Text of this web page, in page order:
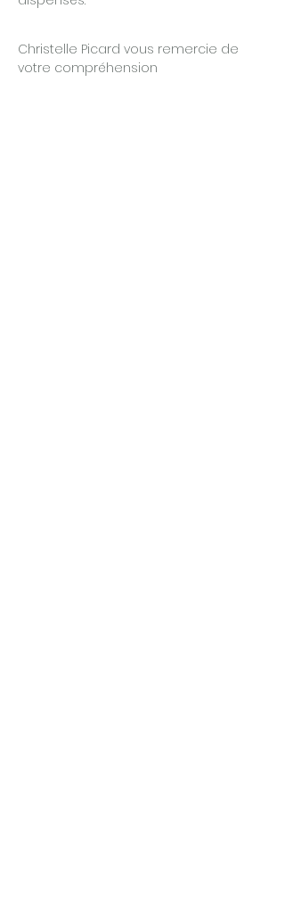
Christelle Picard vous remercie de
votre compréhension